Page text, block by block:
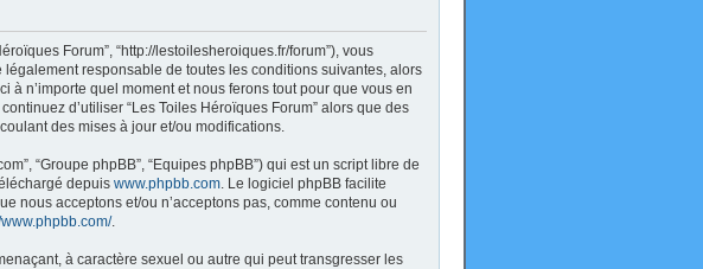
Forum”, “http://lestoilesheroiques.fr/forum”), vous
légalement responsable de toutes les conditions suivantes, alors
à n’importe quel moment et nous ferons tout pour que vous en
d’utiliser “Les Toiles Héroïques Forum” alors que des
des mises à jour et/ou modifications.
“Groupe phpBB”, “Equipes phpBB”) qui est un script libre de
depuis www.phpbb.com. Le logiciel phpBB facilite
nous acceptons et/ou n’acceptons pas, comme contenu ou
www.phpbb.com/.
à caractère sexuel ou autre qui peut transgresser les